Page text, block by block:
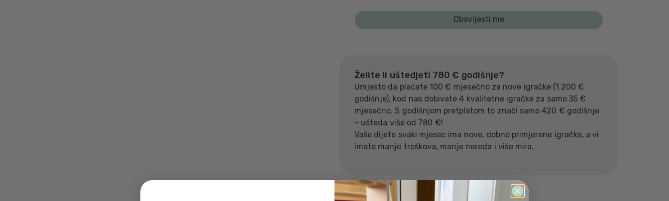
Želite li uštedjeti 780 € godišnje?
Umjesto da plaćate 100 € mjesečno za nove igračke (1.200 €
godišnje), kod nas dobivate 4 kvalitetne igračke za samo 35 €
mjesečno. S godišnjom pretplatom to znači samo 420 € godišnje
– ušteda više od 780 €!
Vaše dijete svaki mjesec ima nove, dobno primjerene igračke, a vi
imate manje troškova, manje nereda i više mira.